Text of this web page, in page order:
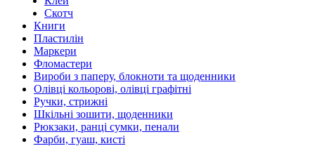
Скотч
Книги
Пластилін
Маркери
Фломастери
Вироби з паперу, блокноти та щоденники
Олівці кольорові, олівці графітні
Ручки, стрижні
Шкільні зошити, щоденники
Рюкзаки, ранці сумки, пенали
Фарби, гуаш, кисті